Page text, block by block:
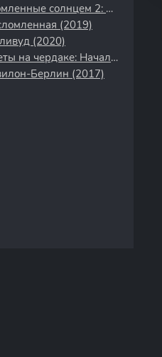
Утомленные солнцем 2: Цитадель (2011)
(2019)
(2020)
Цветы на чердаке: Начало (2022)
Берлин (2017)